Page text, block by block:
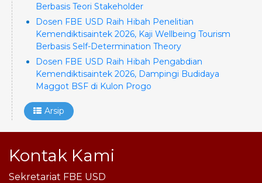
Berbasis Teori Stakeholder
Dosen FBE USD Raih Hibah Penelitian
Kemendiktisaintek 2026, Kaji Wellbeing Tourism
Berbasis Self-Determination Theory
Dosen FBE USD Raih Hibah Pengabdian
Kemendiktisaintek 2026, Dampingi Budidaya
Maggot BSF di Kulon Progo
Arsip
Kontak Kami
Sekretariat FBE USD